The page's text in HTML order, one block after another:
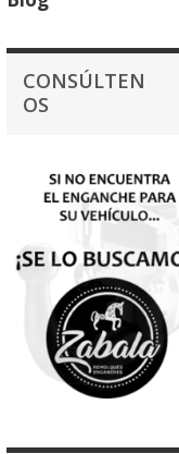
CONSÚLTEN
OS